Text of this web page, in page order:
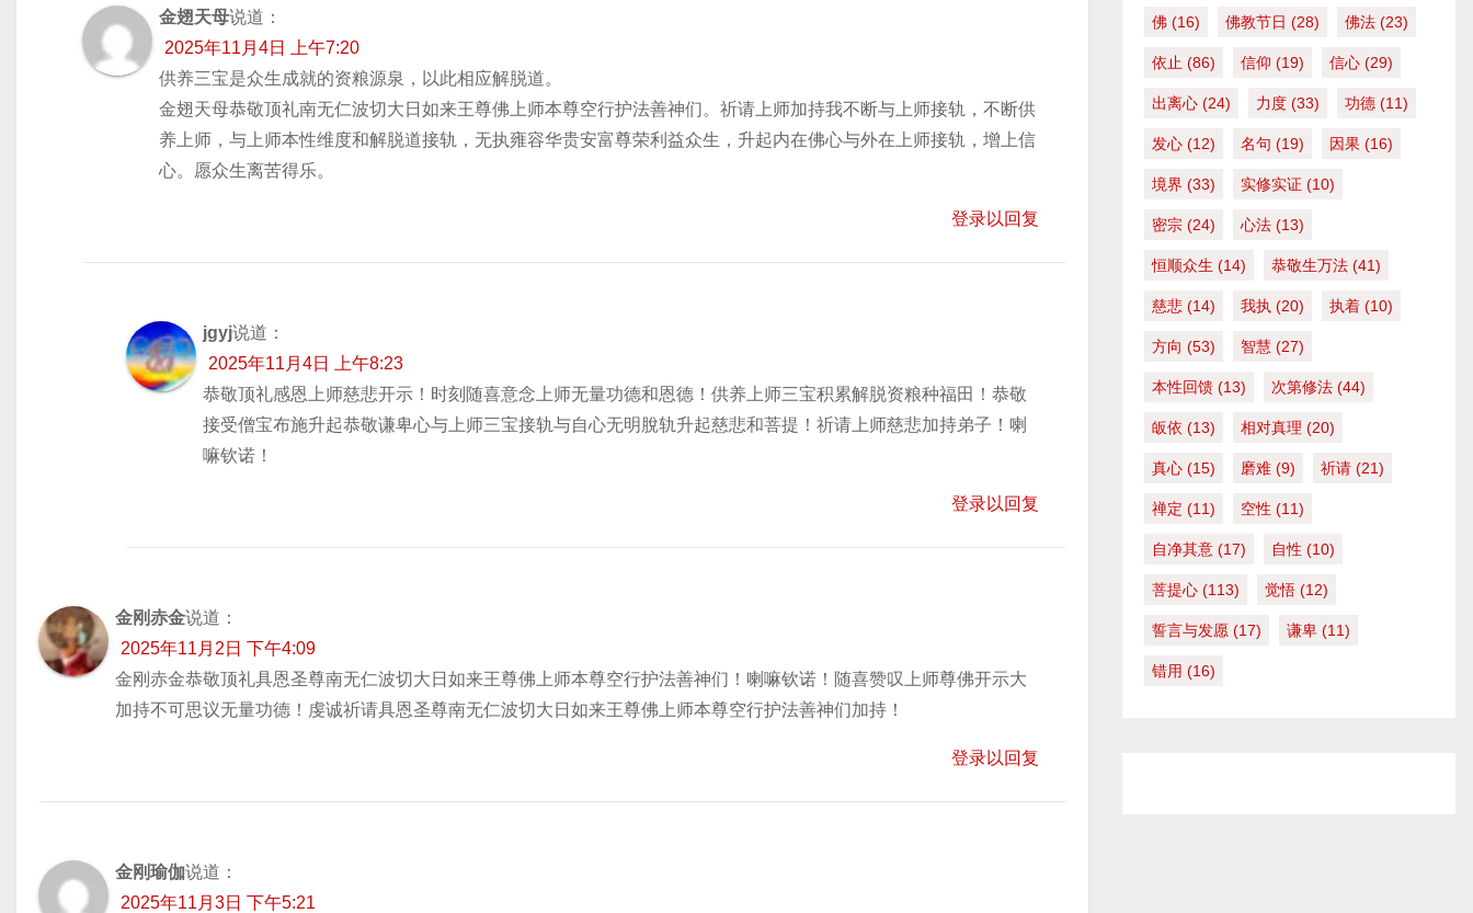
金翅天母说道：
2025年11月4日 上午7:20
供养三宝是众生成就的资粮源泉，以此相应解脱道。
金翅天母恭敬顶礼南无仁波切大日如来王尊佛上师本尊空行护法善神们。祈请上师加持我不断与上师接轨，不断供
养上师，与上师本性维度和解脱道接轨，无执雍容华贵安富尊荣利益众生，升起内在佛心与外在上师接轨，增上信
心。愿众生离苦得乐。
登录以回复
jgyj说道：
2025年11月4日 上午8:23
恭敬顶礼感恩上师慈悲开示！时刻随喜意念上师无量功德和恩德！供养上师三宝积累解脱资粮种福田！恭敬
接受僧宝布施升起恭敬谦卑心与上师三宝接轨与自心无明脫轨升起慈悲和菩提！祈请上师慈悲加持弟子！喇
嘛钦诺！
登录以回复
金刚赤金说道：
2025年11月2日 下午4:09
金刚赤金恭敬顶礼具恩圣尊南无仁波切大日如来王尊佛上师本尊空行护法善神们！喇嘛钦诺！随喜赞叹上师尊佛开示大
加持不可思议无量功德！虔诚祈请具恩圣尊南无仁波切大日如来王尊佛上师本尊空行护法善神们加持！
登录以回复
金刚瑜伽说道：
2025年11月3日 下午5:21
佛 (16) 佛教节日 (28) 佛法 (23)
依止 (86) 信仰 (19) 信心 (29)
出离心 (24) 力度 (33) 功德 (11)
发心 (12) 名句 (19) 因果 (16)
境界 (33) 实修实证 (10)
密宗 (24) 心法 (13)
恒顺众生 (14) 恭敬生万法 (41)
慈悲 (14) 我执 (20) 执着 (10)
方向 (53) 智慧 (27)
本性回馈 (13) 次第修法 (44)
皈依 (13) 相对真理 (20)
真心 (15) 磨难 (9) 祈请 (21)
禅定 (11) 空性 (11)
自净其意 (17) 自性 (10)
菩提心 (113) 觉悟 (12)
誓言与发愿 (17) 谦卑 (11)
错用 (16)